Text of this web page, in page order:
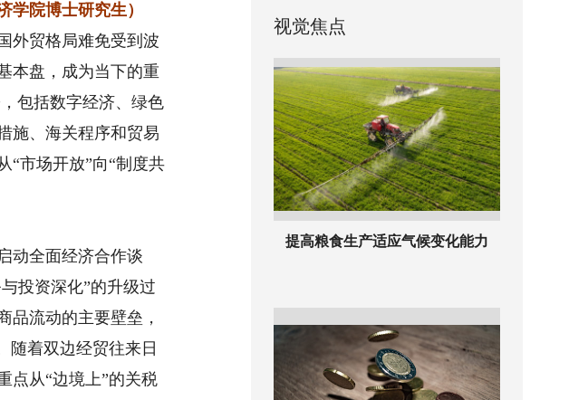
院博士研究生）
外贸格局难免受到波
本盘，成为当下的重
包括数字经济、绿色
施、海关程序和贸易
“市场开放”向“制度共
动全面经济合作谈
投资深化”的升级过
品流动的主要壁垒，
随着双边经贸往来日
点从“边境上”的关税
视觉焦点
提高粮食生产适应气候变化能力